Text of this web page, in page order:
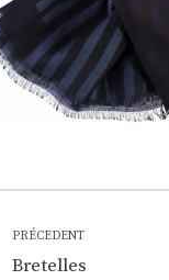
Navigation
PRÉCEDENT
Previous
Bretelles